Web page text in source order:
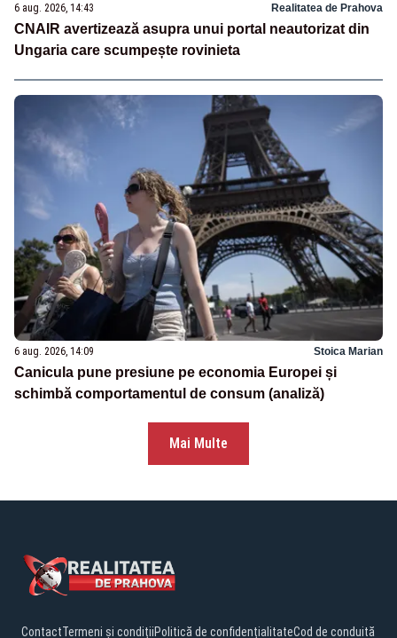
6 aug. 2026, 14:43 Realitatea de Prahova
CNAIR avertizează asupra unui portal neautorizat din
Ungaria care scumpește rovinieta
6 aug. 2026, 14:09 Stoica Marian
Canicula pune presiune pe economia Europei și
schimbă comportamentul de consum (analiză)
Mai Multe
ContactTermeni și condițiiPolitică de confidențialitateCod de conduită